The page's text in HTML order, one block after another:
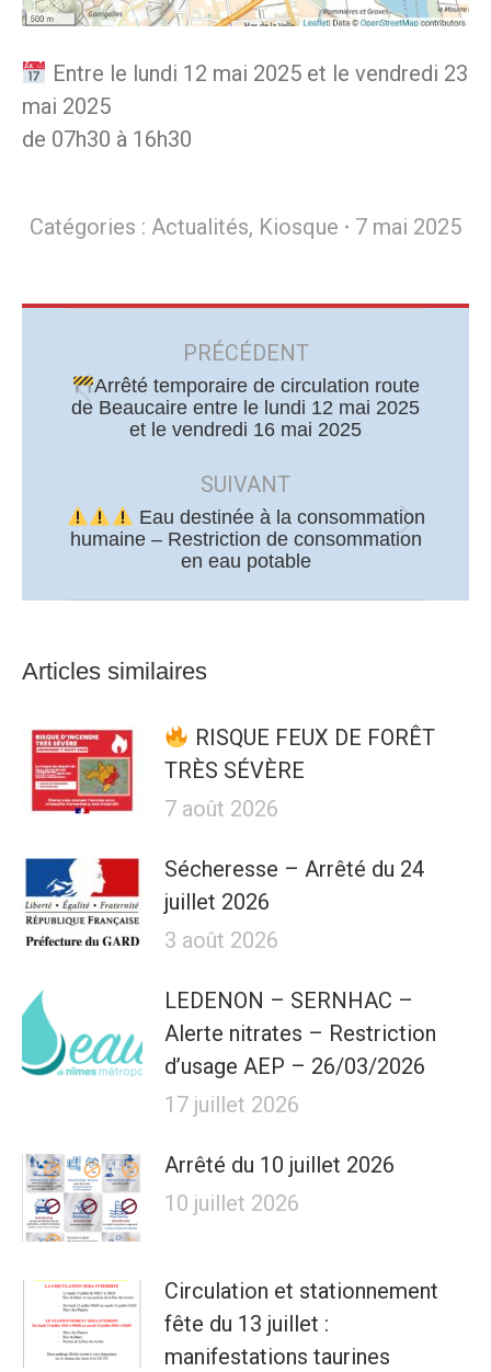
Entre le lundi 12 mai 2025 et le vendredi 23
mai 2025
de 07h30 à 16h30
Catégories : Actualités, Kiosque 7 mai 2025
PRÉCÉDENT
Article
précédent
Arrêté temporaire de circulation route
de Beaucaire entre le lundi 12 mai 2025
et le vendredi 16 mai 2025
SUIVANT
Article
suivant
:
Eau destinée à la consommation
humaine – Restriction de consommation
en eau potable
Articles similaires
RISQUE FEUX DE FORÊT
TRÈS SÉVÈRE
7 août 2026
Sécheresse – Arrêté du 24
juillet 2026
3 août 2026
LEDENON – SERNHAC –
Alerte nitrates – Restriction
d’usage AEP – 26/03/2026
17 juillet 2026
Arrêté du 10 juillet 2026
10 juillet 2026
Circulation et stationnement
fête du 13 juillet :
manifestations taurines